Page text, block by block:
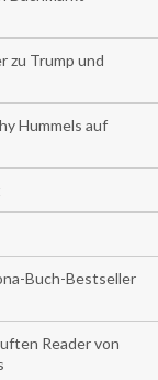
zu Trump und
Hummels auf
Buch-Bestseller
Reader von